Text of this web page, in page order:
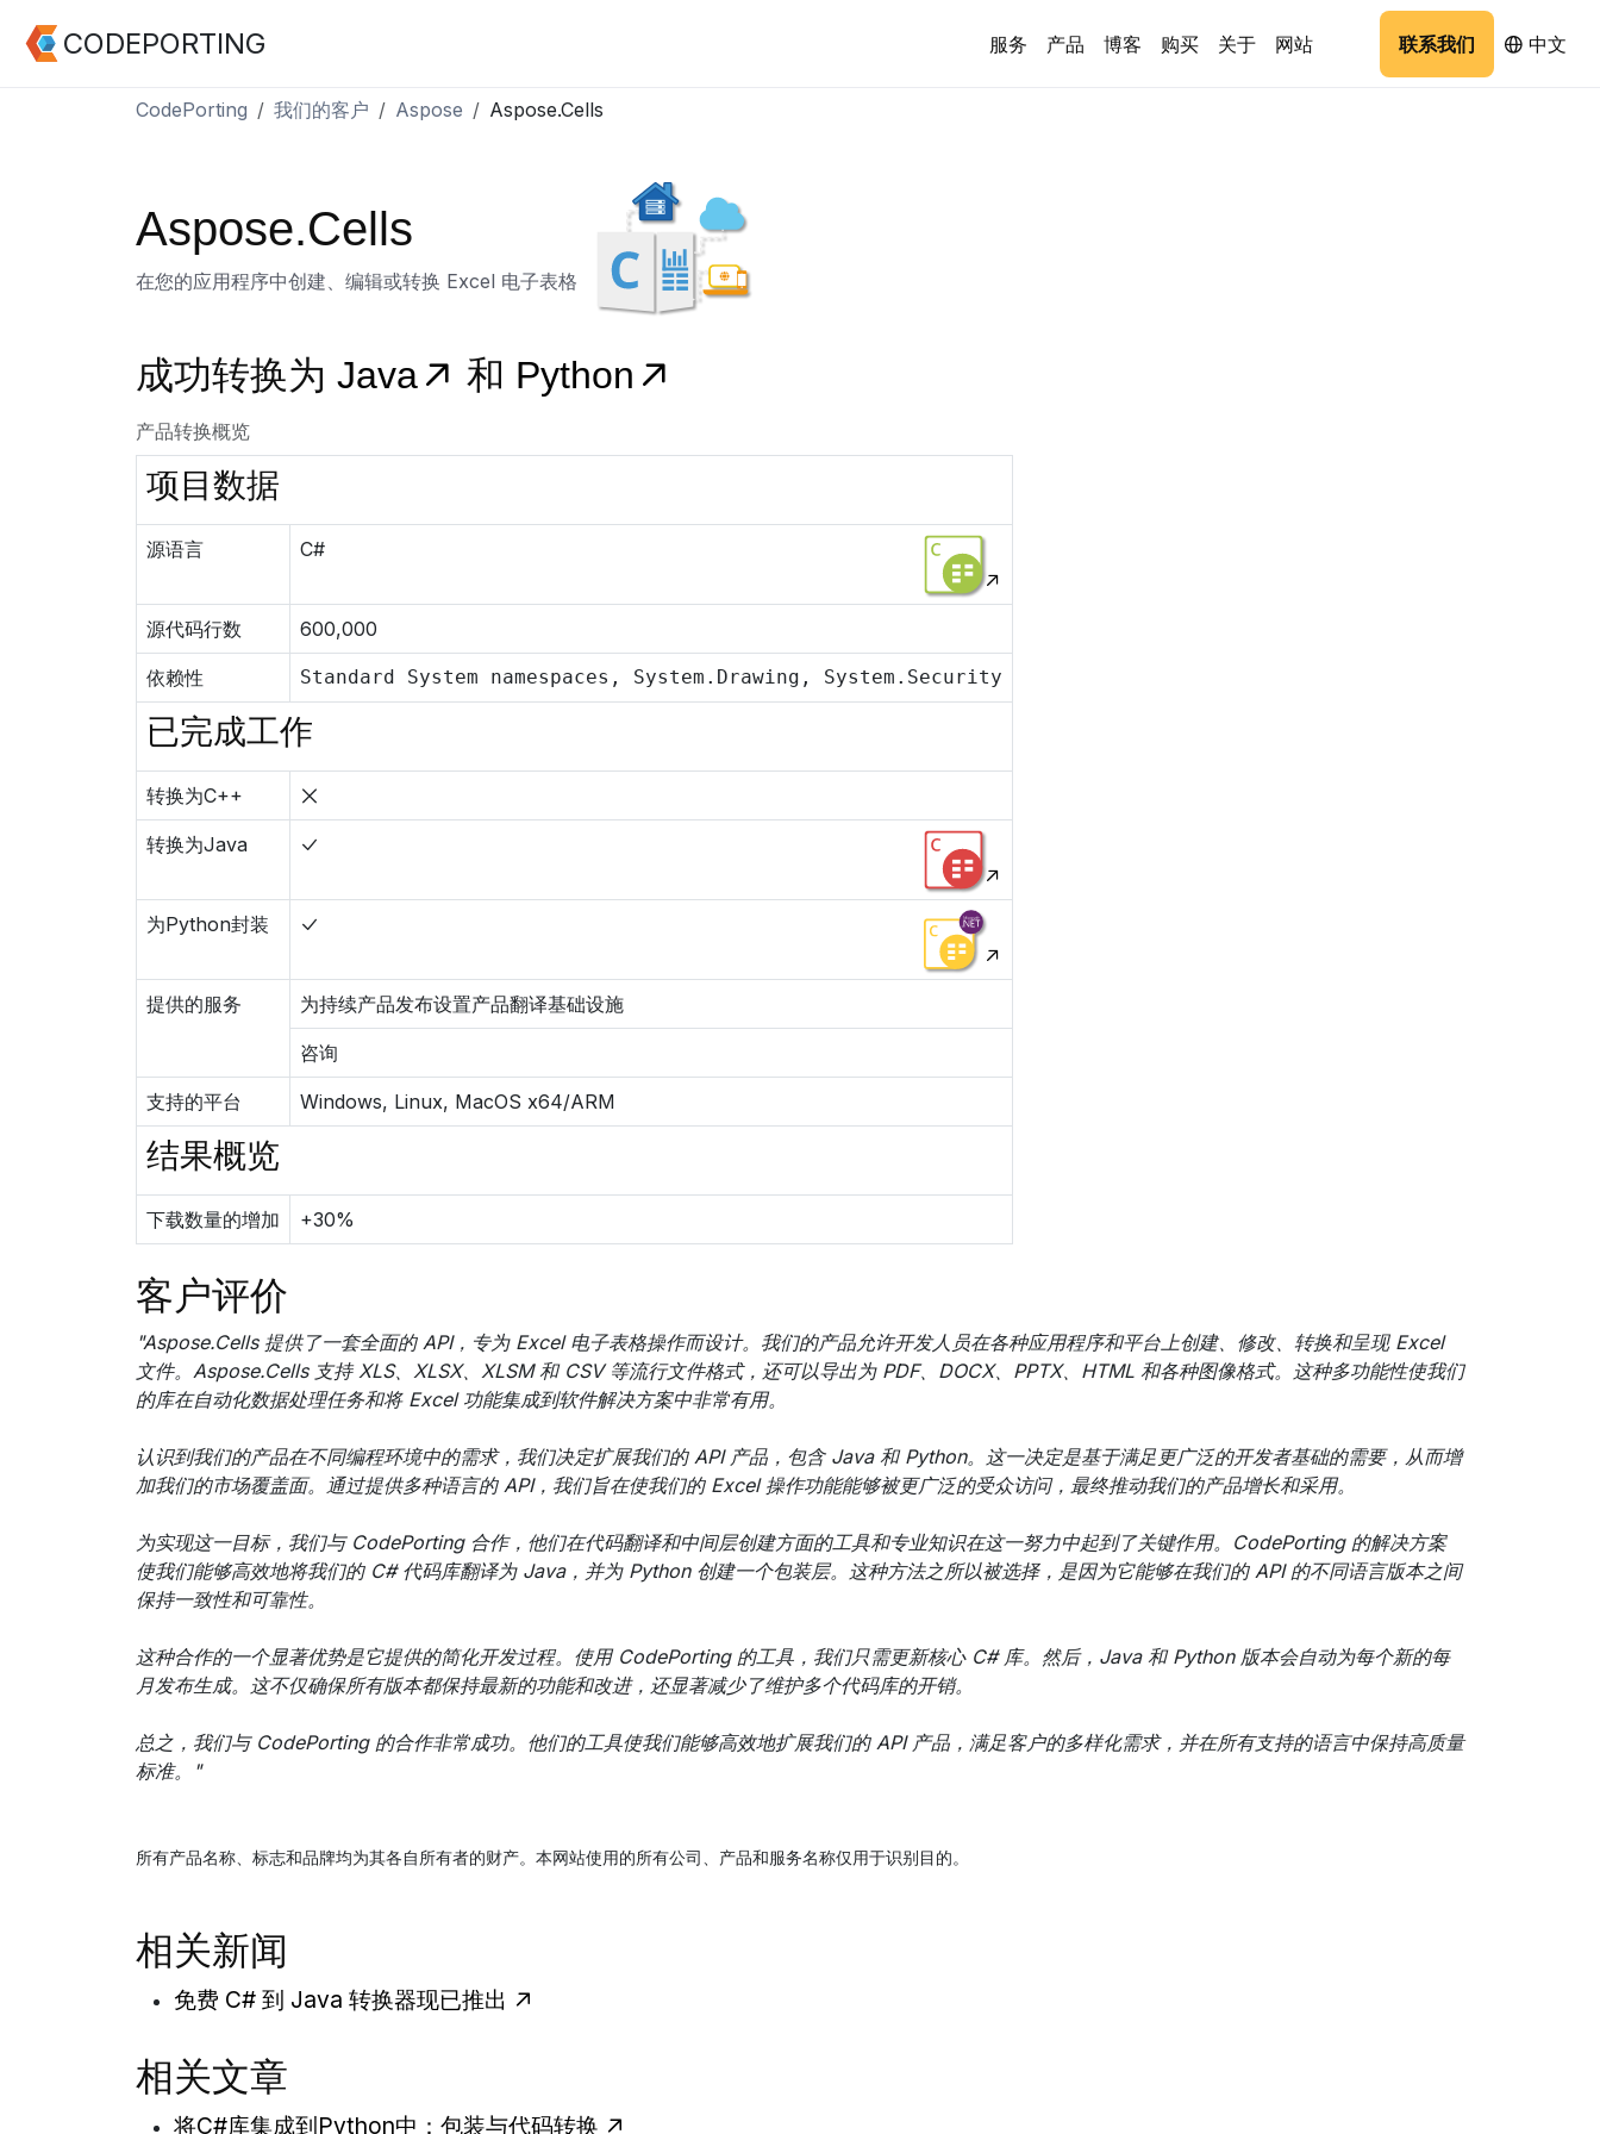
CODEPORTING 服务 产品 博客 购买 关于 网站 联系我们 中文
CodePorting 我们的客户 Aspose Aspose.Cells
Aspose.Cells
在您的应用程序中创建、编辑或转换 Excel 电子表格
成功转换为 Java 和 Python
产品转换概览
项目数据
源语言 C#
源代码行数 600,000
依赖性 Standard System namespaces, System.Drawing, System.Security
已完成工作
转换为C++
转换为Java
为Python封装
提供的服务 为持续产品发布设置产品翻译基础设施
咨询
支持的平台 Windows, Linux, MacOS x64/ARM
结果概览
下载数量的增加 +30%
客户评价
"Aspose.Cells 提供了一套全面的 API，专为 Excel 电子表格操作而设计。我们的产品允许开发人员在各种应用程序和平台上创建、修改、转换和呈现 Excel
文件。Aspose.Cells 支持 XLS、XLSX、XLSM 和 CSV 等流行文件格式，还可以导出为 PDF、DOCX、PPTX、HTML 和各种图像格式。这种多功能性使我们
的库在自动化数据处理任务和将 Excel 功能集成到软件解决方案中非常有用。
认识到我们的产品在不同编程环境中的需求，我们决定扩展我们的 API 产品，包含 Java 和 Python。这一决定是基于满足更广泛的开发者基础的需要，从而增
加我们的市场覆盖面。通过提供多种语言的 API，我们旨在使我们的 Excel 操作功能能够被更广泛的受众访问，最终推动我们的产品增长和采用。
为实现这一目标，我们与 CodePorting 合作，他们在代码翻译和中间层创建方面的工具和专业知识在这一努力中起到了关键作用。CodePorting 的解决方案
使我们能够高效地将我们的 C# 代码库翻译为 Java，并为 Python 创建一个包装层。这种方法之所以被选择，是因为它能够在我们的 API 的不同语言版本之间
保持一致性和可靠性。
这种合作的一个显著优势是它提供的简化开发过程。使用 CodePorting 的工具，我们只需更新核心 C# 库。然后，Java 和 Python 版本会自动为每个新的每
月发布生成。这不仅确保所有版本都保持最新的功能和改进，还显著减少了维护多个代码库的开销。
总之，我们与 CodePorting 的合作非常成功。他们的工具使我们能够高效地扩展我们的 API 产品，满足客户的多样化需求，并在所有支持的语言中保持高质量
标准。"
所有产品名称、标志和品牌均为其各自所有者的财产。本网站使用的所有公司、产品和服务名称仅用于识别目的。
相关新闻
免费 C# 到 Java 转换器现已推出
相关文章
将C#库集成到Python中：包装与代码转换